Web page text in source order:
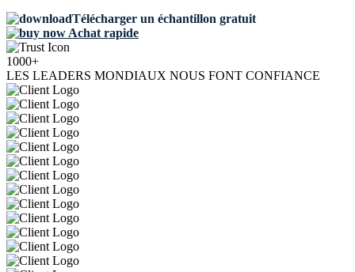
Télécharger un échantillon gratuit
Achat rapide
1000+
LES LEADERS MONDIAUX NOUS FONT CONFIANCE